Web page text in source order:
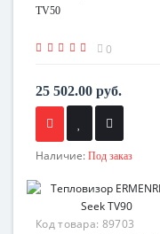
TV50
0
25 502.00 руб.
Наличие: Под заказ
Код товара: 89703